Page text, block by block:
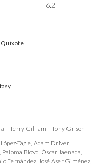
6.2
Quixote
Terry Gilliam
Tony Grisoni
Tagle, Adam Driver,
, Paloma Bloyd, Óscar Jaenada,
Fernández, José Aser Giménez,